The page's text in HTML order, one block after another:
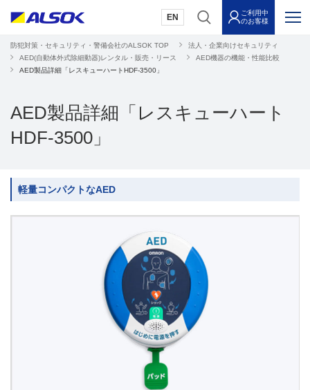
EN
ご利用中
のお客様
防犯対策・セキュリティ・警備会社のALSOK TOP
法人・企業向けセキュリティ
AED(自動体外式除細動器)レンタル・販売・リース
AED機器の機能・性能比較
AED製品詳細「レスキューハートHDF-3500」
AED製品詳細「レスキューハート
HDF-3500」
軽量コンパクトなAED